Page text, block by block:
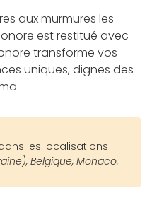
aux murmures les
est restitué avec
transforme vos
uniques, dignes des
les localisations
Belgique, Monaco.